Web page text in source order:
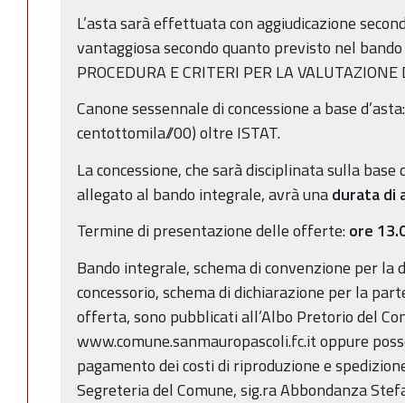
L’asta sarà effettuata con aggiudicazione
vantaggiosa secondo quanto previsto nel
PROCEDURA E CRITERI PER LA VALUTAZIONE
Canone sessennale di concessione a base
centottomila//00) oltre ISTAT.
La concessione, che sarà disciplinata sulla
allegato al bando integrale, avrà unadurata di
Termine di presentazione delle offerte:ore
Bando integrale, schema di convenzione per la
concessorio, schema di dichiarazione per la
offerta, sono pubblicati all’Albo Pretorio del
www.comune.sanmauropascoli.fc.it oppure
pagamento dei costi di riproduzione e
Segreteria del Comune, sig.ra Abbondanza